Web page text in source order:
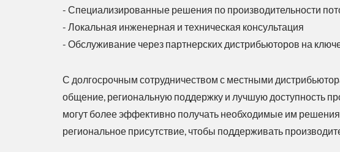
- Специализированные решения по производительности
- Локальная инженерная и техническая консультация
- Обслуживание через партнерских дистрибьюторов на
С долгосрочным сотрудничеством с местными
общение, региональную поддержку и лучшую доступность
могут более эффективно получать необходимые им
региональное присутствие, чтобы поддерживать